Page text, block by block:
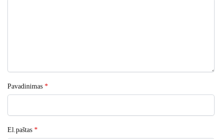
Pavadinimas *
El.paštas *